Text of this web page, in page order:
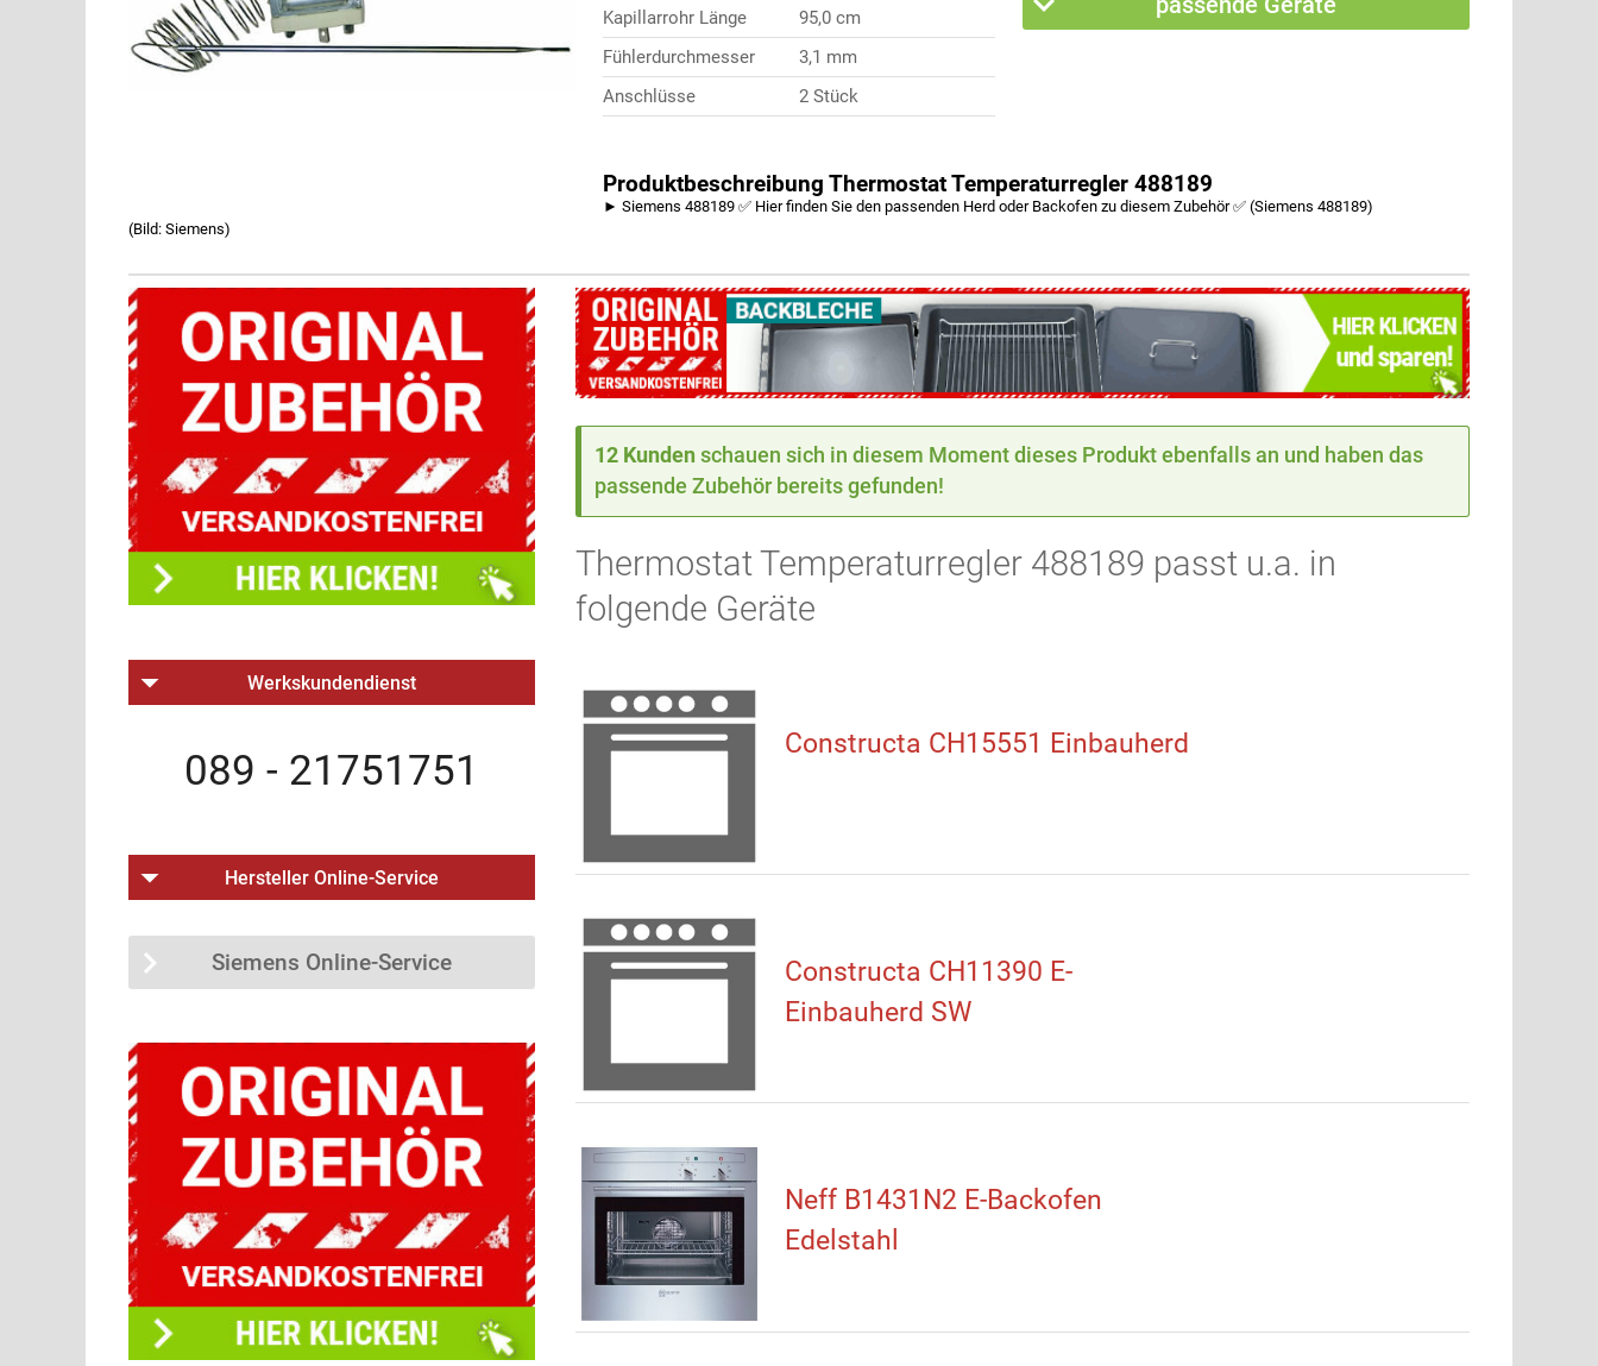
(Bild: Siemens)
Kapillarrohr Länge
95,0 cm
Fühlerdurchmesser
3,1 mm
Anschlüsse
2 Stück
Produktbeschreibung Thermostat Temperaturregler 488189
► Siemens 488189 ✅ Hier finden Sie den passenden Herd oder Backofen zu diesem Zubehör ✅ (Siemens 488189)
12 Kunden schauen sich in diesem Moment dieses Produkt ebenfalls an und haben das
passende Zubehör bereits gefunden!
Thermostat Temperaturregler 488189 passt u.a. in
folgende Geräte
Constructa CH15551 Einbauherd
Constructa CH11390 E-
Einbauherd SW
Neff B1431N2 E-Backofen
Edelstahl
Werkskundendienst
089 - 21751751
Hersteller Online-Service
Siemens Online-Service